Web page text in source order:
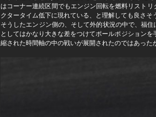
はコーナー連続区間でもエンジン回転を燃料リスト
クタータイム低下に現れている、と理解しても良さそ
そうしたエンジン側の、そして外的状況の中で、福
としてはかなり大きな差をつけてポールポジション
縮された時間軸の中の戦いが展開されたのではあった